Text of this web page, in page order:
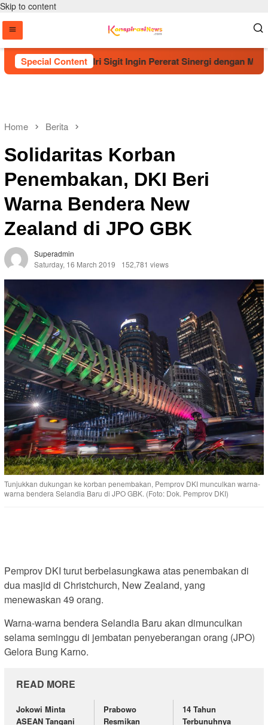
Skip to content
Special Content
Suci, Kapolri Sigit Ingin Pererat Sinergi dengan
Home Berita
Solidaritas Korban
Penembakan, DKI Beri
Warna Bendera New
Zealand di JPO GBK
Superadmin
Saturday, 16 March 2019
152,781 views
Tunjukkan dukungan ke korban penembakan, Pemprov DKI munculkan warna-
warna bendera Selandia Baru di JPO GBK. (Foto: Dok. Pemprov DKI)
Pemprov DKI turut berbelasungkawa atas penembakan di
dua masjid di Christchurch, New Zealand, yang
menewaskan 49 orang.
Warna-warna bendera Selandia Baru akan dimunculkan
selama seminggu di jembatan penyeberangan orang (JPO)
Gelora Bung Karno.
READ MORE
Jokowi Minta
ASEAN Tangani
Prabowo
Resmikan
14 Tahun
Terbunuhnya